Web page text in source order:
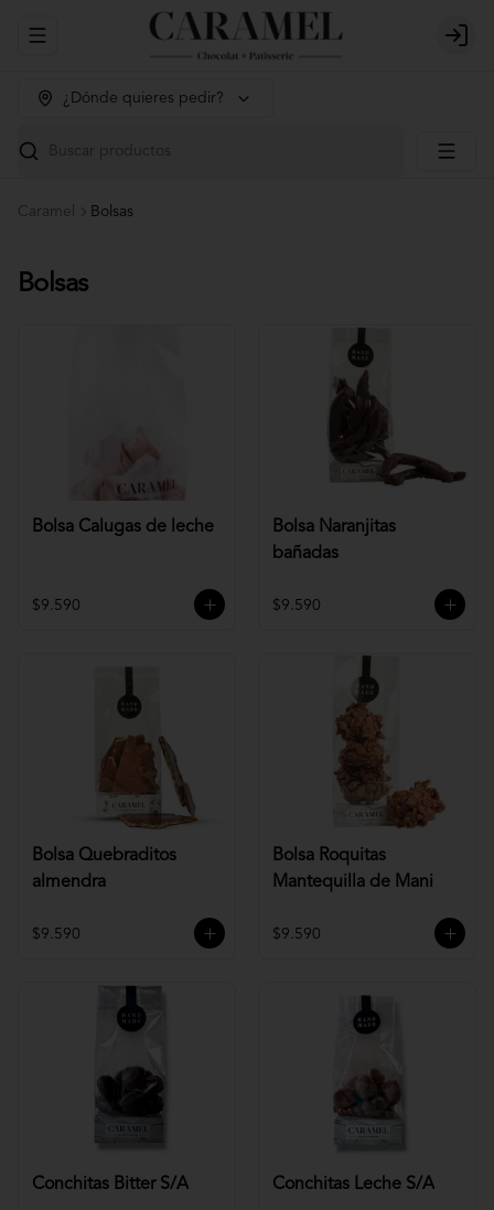
Abrir menu de navegación Login
¿Dónde quieres pedir?
Buscar productos
Caramel Bolsas
Bolsas
Bolsa Calugas de leche
$9.590
Bolsa Naranjitas
bañadas
$9.590
Bolsa Quebraditos
almendra
$9.590
Bolsa Roquitas
Mantequilla de Mani
$9.590
Conchitas Bitter S/A Conchitas Leche S/A